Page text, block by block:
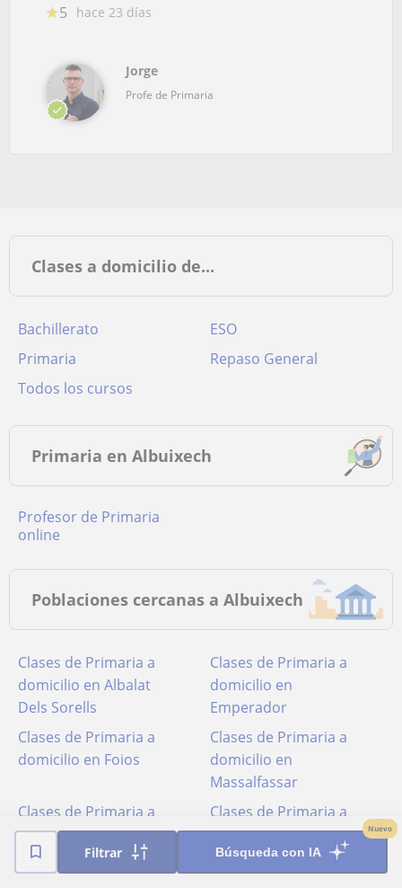
Filtrar Búsqueda con IA
Nuevo
5 hace 23 días
Jorge
Profe de Primaria
Clases a domicilio de...
Bachillerato
ESO
Primaria
Repaso General
Todos los cursos
Primaria en Albuixech
Profesor de Primaria
online
Poblaciones cercanas a Albuixech
Clases de Primaria a
domicilio en Albalat
Dels Sorells
Clases de Primaria a
domicilio en
Emperador
Clases de Primaria a
domicilio en Foios
Clases de Primaria a
domicilio en
Massalfassar
Clases de Primaria a
domicilio en
Massamagrell
Clases de Primaria a
domicilio en Meliana